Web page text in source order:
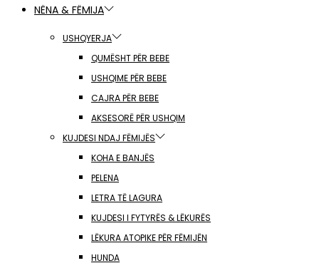
NËNA & FËMIJA
USHQYERJA
QUMËSHT PËR BEBE
USHQIME PËR BEBE
CAJRA PËR BEBE
AKSESORË PËR USHQIM
KUJDESI NDAJ FËMIJËS
KOHA E BANJËS
PELENA
LETRA TË LAGURA
KUJDESI I FYTYRËS & LËKURËS
LËKURA ATOPIKE PËR FËMIJËN
HUNDA